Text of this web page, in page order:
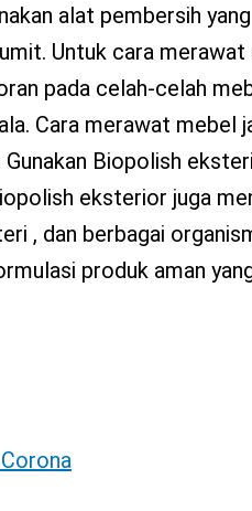
alat pembersih
Untuk cara
pada celah-celah
Cara merawat mebel
Biopolish
eksterior juga
, dan berbagai
produk aman